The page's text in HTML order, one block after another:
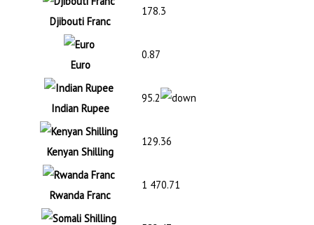
Djibouti Franc
178.3
Euro
0.87
Indian Rupee
95.2
Kenyan Shilling
129.36
Rwanda Franc
1 470.71